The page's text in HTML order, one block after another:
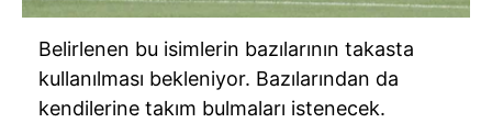
Belirlenen bu isimlerin bazılarının takasta
kullanılması bekleniyor. Bazılarından da
kendilerine takım bulmaları istenecek.